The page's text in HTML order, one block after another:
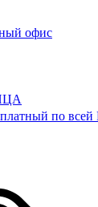
офис
по всей